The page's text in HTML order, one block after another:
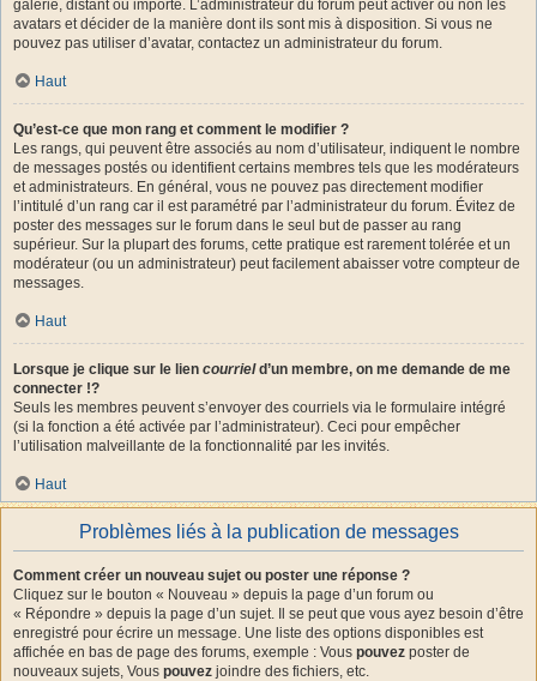
galerie, distant ou importé. L’administrateur du forum peut activer ou non les
avatars et décider de la manière dont ils sont mis à disposition. Si vous ne
pouvez pas utiliser d’avatar, contactez un administrateur du forum.
Haut
Qu’est-ce que mon rang et comment le modifier ?
Les rangs, qui peuvent être associés au nom d’utilisateur, indiquent le nombre
de messages postés ou identifient certains membres tels que les modérateurs
et administrateurs. En général, vous ne pouvez pas directement modifier
l’intitulé d’un rang car il est paramétré par l’administrateur du forum. Évitez de
poster des messages sur le forum dans le seul but de passer au rang
supérieur. Sur la plupart des forums, cette pratique est rarement tolérée et un
modérateur (ou un administrateur) peut facilement abaisser votre compteur de
messages.
Haut
Lorsque je clique sur le lien courrield’un membre, on me demande de me
connecter !?
Seuls les membres peuvent s’envoyer des courriels via le formulaire intégré
(si la fonction a été activée par l’administrateur). Ceci pour empêcher
l’utilisation malveillante de la fonctionnalité par les invités.
Haut
Problèmes liés à la publication de messages
Comment créer un nouveau sujet ou poster une réponse ?
Cliquez sur le bouton « Nouveau » depuis la page d’un forum ou
« Répondre » depuis la page d’un sujet. Il se peut que vous ayez besoin d’être
enregistré pour écrire un message. Une liste des options disponibles est
affichée en bas de page des forums, exemple : Vous pouvez poster de
nouveaux sujets, Vous pouvez joindre des fichiers, etc.